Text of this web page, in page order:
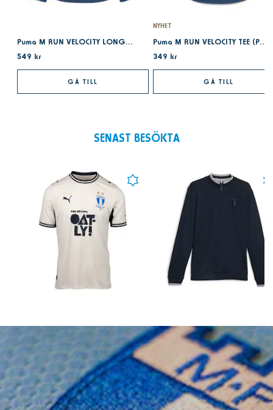
Puma M RUN VELOCITY LONG SLEEVE (POLY) Dark Indigo
549 kr
GÅ TILL
NYHET
Puma M RUN VELOCITY TEE (POLY) Dark Indigo
349 kr
GÅ TILL
SENAST BESÖKTA